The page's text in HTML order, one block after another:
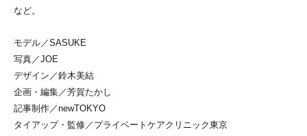
など。
モデル／SASUKE
写真／JOE
デザイン／鈴木美結
企画 ・ 編集／芳賀たかし
記事制作／newTOKYO
タイアップ・ 監修／プライベートケアクリニック東京